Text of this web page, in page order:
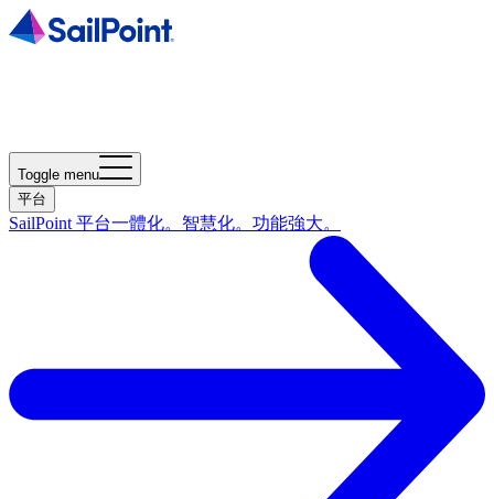
Toggle menu
平台
SailPoint 平台一體化。智慧化。功能強大。